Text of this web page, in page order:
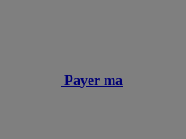
Payer ma